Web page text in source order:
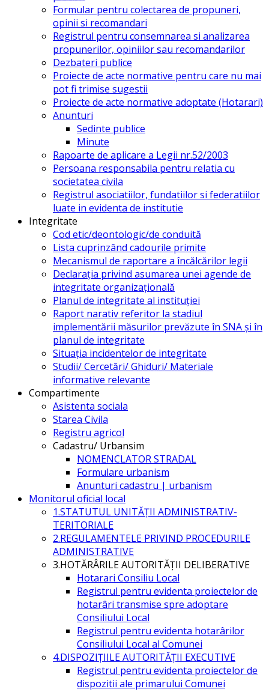
Formular pentru colectarea de propuneri,
opinii si recomandari
Registrul pentru consemnarea si analizarea
propunerilor, opiniilor sau recomandarilor
Dezbateri publice
Proiecte de acte normative pentru care nu mai
pot fi trimise sugestii
Proiecte de acte normative adoptate (Hotarari)
Anunturi
Sedinte publice
Minute
Rapoarte de aplicare a Legii nr.52/2003
Persoana responsabila pentru relatia cu
societatea civila
Registrul asociatiilor, fundatiilor si federatiilor
luate in evidenta de institutie
Integritate
Cod etic/deontologic/de conduită
Lista cuprinzând cadourile primite
Mecanismul de raportare a încălcărilor legii
Declarația privind asumarea unei agende de
integritate organizațională
Planul de integritate al instituției
Raport narativ referitor la stadiul
implementării măsurilor prevăzute în SNA și în
planul de integritate
Situația incidentelor de integritate
Studii/ Cercetări/ Ghiduri/ Materiale
informative relevante
Compartimente
Asistenta sociala
Starea Civila
Registru agricol
Cadastru/ Urbansim
NOMENCLATOR STRADAL
Formulare urbanism
Anunturi cadastru | urbanism
Monitorul oficial local
1.STATUTUL UNITĂŢII ADMINISTRATIV-
TERITORIALE
2.REGULAMENTELE PRIVIND PROCEDURILE
ADMINISTRATIVE
3.HOTĂRÂRILE AUTORITĂŢII DELIBERATIVE
Hotarari Consiliu Local
Registrul pentru evidenta proiectelor de
hotarâri transmise spre adoptare
Consiliului Local
Registrul pentru evidenta hotarârilor
Consiliului Local al Comunei
4.DISPOZIŢIILE AUTORITĂŢII EXECUTIVE
Registrul pentru evidenta proiectelor de
dispozitii ale primarului Comunei